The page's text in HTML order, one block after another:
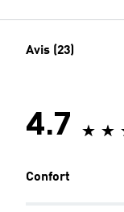
Avis (23)
4.7
Confort